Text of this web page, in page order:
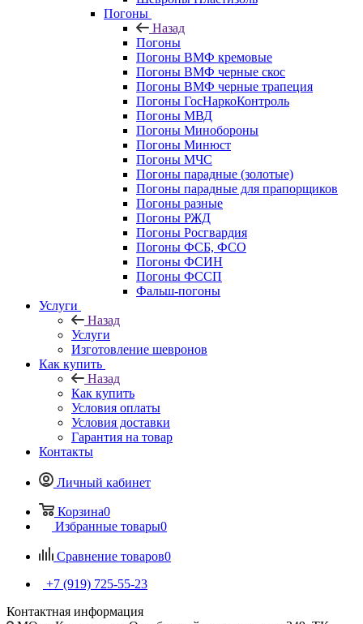
Погоны
Назад
Погоны
Погоны ВМФ кремовые
Погоны ВМФ черные скос
Погоны ВМФ черные трапеция
Погоны ГосНаркоКонтроль
Погоны МВД
Погоны Минобороны
Погоны Минюст
Погоны МЧС
Погоны парадные (золотые)
Погоны парадные для прапорщиков
Погоны разные
Погоны РЖД
Погоны Росгвардия
Погоны ФСБ, ФСО
Погоны ФСИН
Погоны ФССП
Фальш-погоны
Услуги
Назад
Услуги
Изготовление шевронов
Как купить
Назад
Как купить
Условия оплаты
Условия доставки
Гарантия на товар
Контакты
Личный кабинет
Корзина0
Избранные товары0
Сравнение товаров0
+7 (919) 725-55-23
Контактная информация